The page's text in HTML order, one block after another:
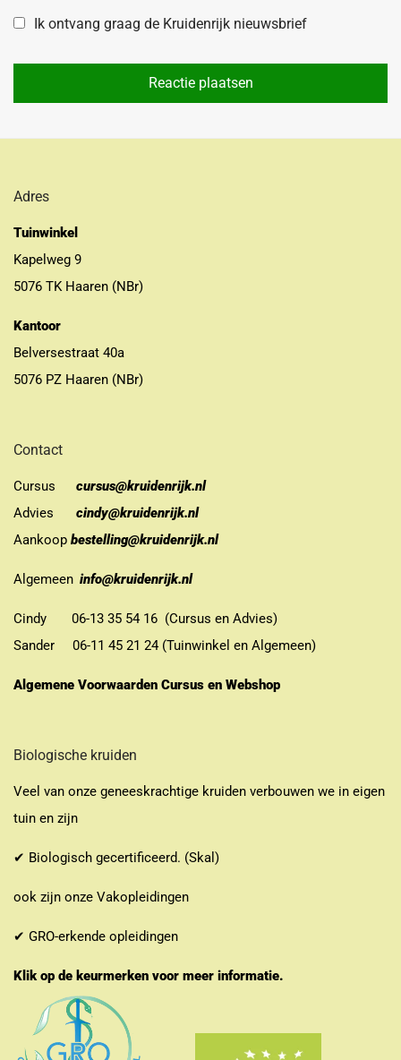
Ik ontvang graag de Kruidenrijk nieuwsbrief
Adres
Tuinwinkel
Kapelweg 9
5076 TK Haaren (NBr)
Kantoor
Belversestraat 40a
5076 PZ Haaren (NBr)
Contact
Cursus
cursus@kruidenrijk.nl
Advies
cindy@kruidenrijk.nl
Aankoop bestelling@kruidenrijk.nl
Algemeen info@kruidenrijk.nl
Cindy 06-13 35 54 16 (Cursus en Advies)
Sander 06-11 45 21 24 (Tuinwinkel en Algemeen)
Algemene Voorwaarden Cursus en Webshop
Biologische kruiden
Veel van onze geneeskrachtige kruiden verbouwen we in eigen
tuin en zijn
✔ Biologisch gecertificeerd. (Skal)
ook zijn onze Vakopleidingen
✔ GRO-erkende opleidingen
Klik op de keurmerken voor meer informatie.